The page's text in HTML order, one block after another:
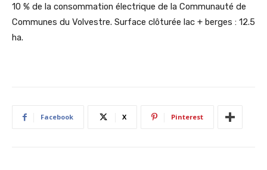
10 % de la consommation électrique de la Communauté de
Communes du Volvestre. Surface clôturée lac + berges : 12.5
ha.
Facebook X Pinterest